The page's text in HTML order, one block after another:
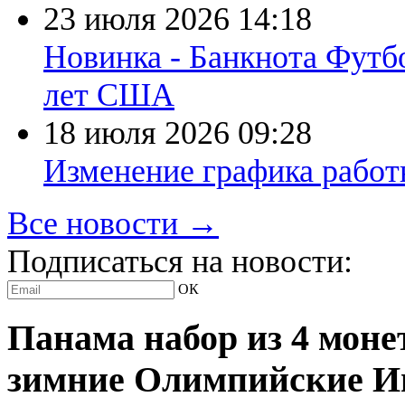
23 июля 2026 14:18
Новинка - Банкнота
лет США
18 июля 2026 09:28
Изменение графика
Все новости →
Подписаться на новости:
ОК
Панама набор из 4
зимние Олимпийские